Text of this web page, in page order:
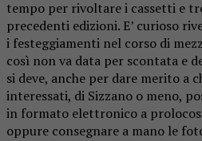
tempo per rivoltare i cassetti e
precedenti edizioni. E’ curioso
i festeggiamenti nel corso di
così non va data per scontata e
si deve, anche per dare merito a
interessati, di Sizzano o meno,
in formato elettronico a
oppure consegnare a mano le